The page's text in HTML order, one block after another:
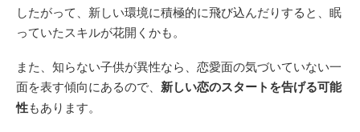
したがって、新しい環境に積極的に飛び込んだりすると、眠
っていたスキルが花開くかも。
また、知らない子供が異性なら、恋愛面の気づいていない一
面を表す傾向にあるので、 新しい恋のスタートを告げる可能
性もあります。